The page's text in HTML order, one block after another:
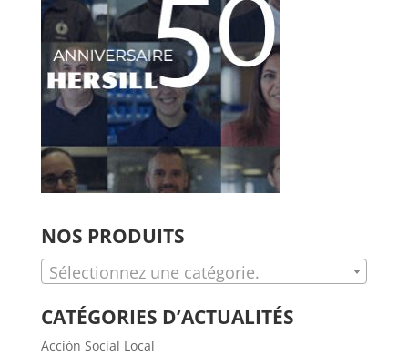
NOS PRODUITS
Sélectionnez une catégorie.
CATÉGORIES D’ACTUALITÉS
Acción Social Local